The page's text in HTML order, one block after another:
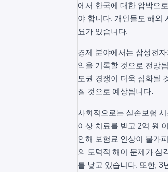
에서 한국에 대한 압박으
야 합니다. 개인들도 해외
요가 있습니다.
경제 분야에서는 삼성전
익을 기록할 것으로 전망
도권 경쟁이 더욱 심화될
질 것으로 예상됩니다.
사회적으로는 실손보험
이상 치료를 받고 2억 원
인해 보험료 인상이 불가
의 도덕적 해이 문제가 심
를 낳고 있습니다. 또한, 3